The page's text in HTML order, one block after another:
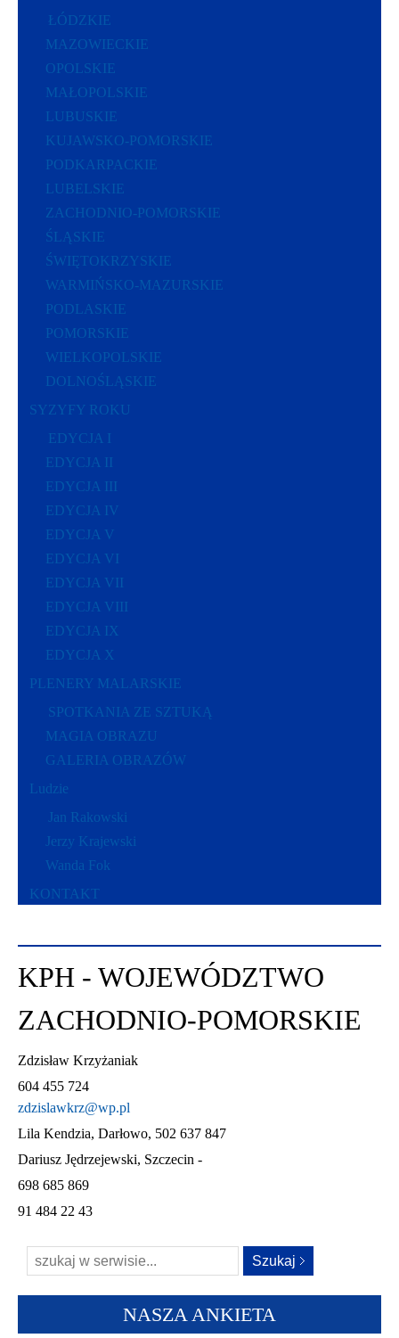
ŁÓDZKIE
MAZOWIECKIE
OPOLSKIE
MAŁOPOLSKIE
LUBUSKIE
KUJAWSKO-POMORSKIE
PODKARPACKIE
LUBELSKIE
ZACHODNIO-POMORSKIE
ŚLĄSKIE
ŚWIĘTOKRZYSKIE
WARMIŃSKO-MAZURSKIE
PODLASKIE
POMORSKIE
WIELKOPOLSKIE
DOLNOŚLĄSKIE
SYZYFY ROKU
EDYCJA I
EDYCJA II
EDYCJA III
EDYCJA IV
EDYCJA V
EDYCJA VI
EDYCJA VII
EDYCJA VIII
EDYCJA IX
EDYCJA X
PLENERY MALARSKIE
SPOTKANIA ZE SZTUKĄ
MAGIA OBRAZU
GALERIA OBRAZÓW
Ludzie
Jan Rakowski
Jerzy Krajewski
Wanda Fok
KONTAKT
KPH - WOJEWÓDZTWO
ZACHODNIO-POMORSKIE
Zdzisław Krzyżaniak
604 455 724
zdzislawkrz@wp.pl
Lila Kendzia, Darłowo, 502 637 847
Dariusz Jędrzejewski, Szczecin -
698 685 869
91 484 22 43
NASZA ANKIETA